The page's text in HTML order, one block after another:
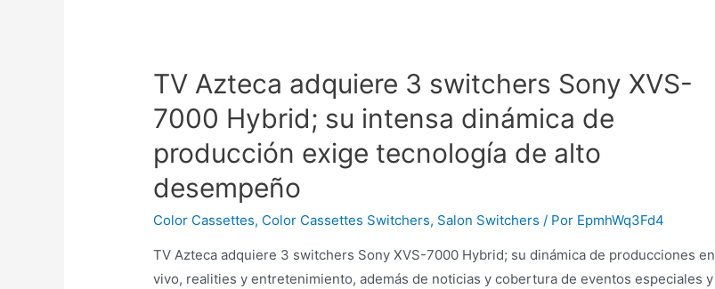
TV Azteca adquiere 3 switchers Sony XVS-
7000 Hybrid; su intensa dinámica de
producción exige tecnología de alto
desempeño
Color Cassettes, Color Cassettes Switchers, Salon Switchers / Por EpmhWq3Fd4
TV Azteca adquiere 3 switchers Sony XVS-7000 Hybrid; su dinámica de producciones en
vivo, realities y entretenimiento, además de noticias y cobertura de eventos especiales y